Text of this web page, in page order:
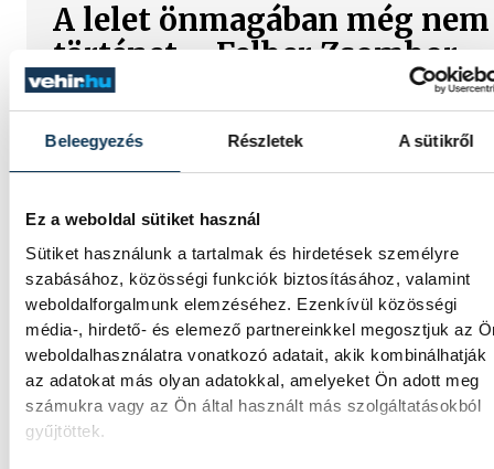
Beleegyezés Részletek A sütikről
Ez a weboldal sütiket használ
Sütiket használunk a tartalmak és hirdetések személyre
szabásához, közösségi funkciók biztosításához, valamint
weboldalforgalmunk elemzéséhez. Ezenkívül közösségi
média-, hirdető- és elemező partnereinkkel megosztjuk az
weboldalhasználatra vonatkozó adatait, akik kombinálhatják
az adatokat más olyan adatokkal, amelyeket Ön adott meg
számukra vagy az Ön által használt más szolgáltatásokból
gyűjtöttek.
A lelet önmagában még nem
történet – Felber Zsombor
régész a föld alatt rejtőző
múltról
Mitől lesz egy régészeti lelet valódi
törött cserépdarab, és miért veszítjük el az
információ egy részét, ha egy tárgyat
dokumentáció nélkül emelnek ki a földből?
Többek között ezekről beszélt Felber
Zsombor, a veszprémi Laczkó Dezső
Múzeum régésze a We Are Smart!
beszélgetéssorozat negyedik alkalmán.